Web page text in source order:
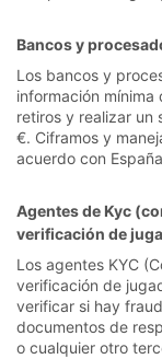
Bancos y
Los bancos y
información
retiros y realizar un
€. Ciframos y
acuerdo con
Agentes de Kyc
verificación de
Los agentes KYC
verificación de
verificar si hay
documentos de
o cualquier otro